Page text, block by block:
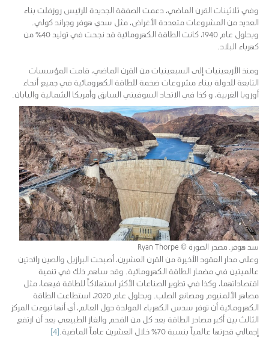
وفي ثلاثينات القرن الماضي، دعمت الصفقة الجديدة للرئيس روزفلت بناء
العديد من المشروعات متعددة الأغراض، مثل سدي هوفر وجراند كولي.
وبحلول عام 1940، كانت الطاقة الكهرومائية قد نجحت في توليد 40% من
كهرباء البلاد.
ومنذ الأربعينيات إلى السبعينيات من القرن الماضي، قامت المؤسسات
التابعة للدولة ببناء مشروعات ضخمة للطاقة الكهرومائية في جميع أنحاء
أوروبا الغربية، و كذا في الاتحاد السوفيتي السابق وأمريكا الشمالية واليابان.
سد هوفر. مصدر الصورة © Ryan Thorpe
وعلى مدار العقود الأخيرة من القرن العشرين، أصبحت البرازيل والصين رائدتين
عالميتين في مضمار الطاقة الكهرومائية. وقد ساهم ذلك في تنمية
اقتصاداتهما، وكذا في تطوير الصناعات الأكثر استهلاكاً للطاقة فيهما، مثل
مصاهر الألمنيوم ومصانع الصلب. وبحلول عام 2020، استطاعت الطاقة
الكهرومائية أن توفر سدس الكهرباء المولدة حول العالم، أي أنها تبوءت المركز
الثالث بين أكبر مصادر الطاقة بعد كل من الفحم والغاز الطبيعي بعد أن ارتفع
إجمالي قدرتها عالمياً بنسبة 70٪ خلال العشرين عاماً الماضية.
[4]